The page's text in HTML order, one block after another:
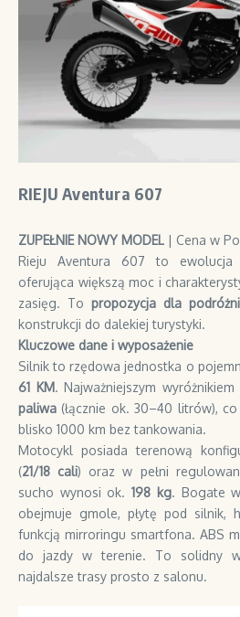
RIEJU Aventura 607
ZUPEŁNIE NOWY MODEL | Cena w
Rieju Aventura 607 to ewolucja
oferująca większą moc i
zasięg. To propozycja dla
konstrukcji do dalekiej turystyki.
Kluczowe dane i wyposażenie
Silnik to rzędowa jednostka o
61 KM. Najważniejszym wyróżnikiem
paliwa (łącznie ok. 30–40 litrów),
blisko 1000 km bez tankowania.
Motocykl posiada terenową
(21/18 cali) oraz w pełni
sucho wynosi ok.198 kg. Bogate
obejmuje gmole, płytę pod silnik,
funkcją mirroringu smartfona. ABS
do jazdy w terenie. To solidny
najdalsze trasy prosto z salonu.